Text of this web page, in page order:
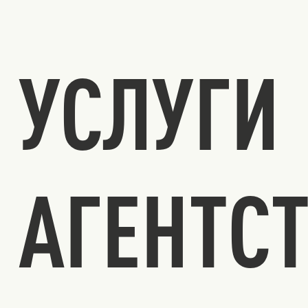
УСЛУГИ